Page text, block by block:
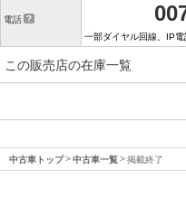
電話
一部ダイヤル回線、IP
この販売店の在庫一覧
中古車トップ 中古車一覧 掲載終了